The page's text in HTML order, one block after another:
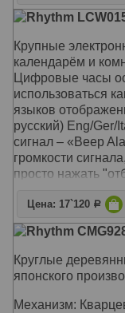
подарком.
Автоматический
суток с
кристаллическое
Механизм:
Материал:
Корпус: Дерево
Звуковой сигнал:
классических, 12
Размер: 64 x 64 x
Rhythm
Крупные
календарём и
Цифровые часы
использоваться
языков
русский) Eng/
сигнал – «Beep
громкости
просто нажать
Корпус: Пластик
(Возрастание
Размер: 40 x 30 x
Цена: 17`120 Р
Rhythm
Круглые
японского
Механизм: